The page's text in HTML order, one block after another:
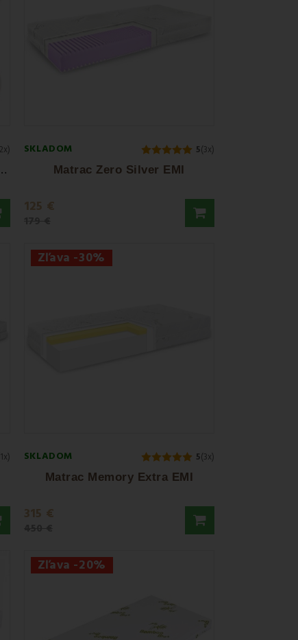
EMI
SKLADOM 5(3x)
Matrac Zero Silver EMI
125 €
Zľava -30%
SKLADOM 5(3x)
Matrac Memory Extra EMI
315 €
Zľava -20%